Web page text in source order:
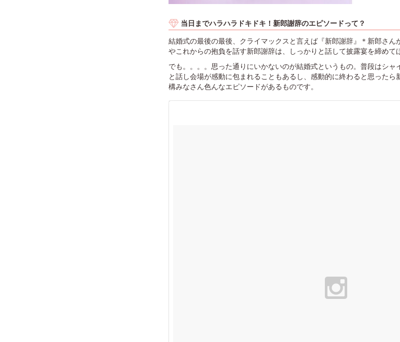
当日までハラハラドキドキ！新郎謝辞のエピソードって？
結婚式の最後の最後、クライマックスと言えば『新郎謝辞』＊新郎さん
やこれからの抱負を話す新郎謝辞は、しっかりと話して披露宴を締め
でも。。。。思った通りにいかないのが結婚式というもの。普段はシャ
と話し会場が感動に包まれることもあるし、感動的に終わると思った
構みなさん色んなエピソードがあるものです。